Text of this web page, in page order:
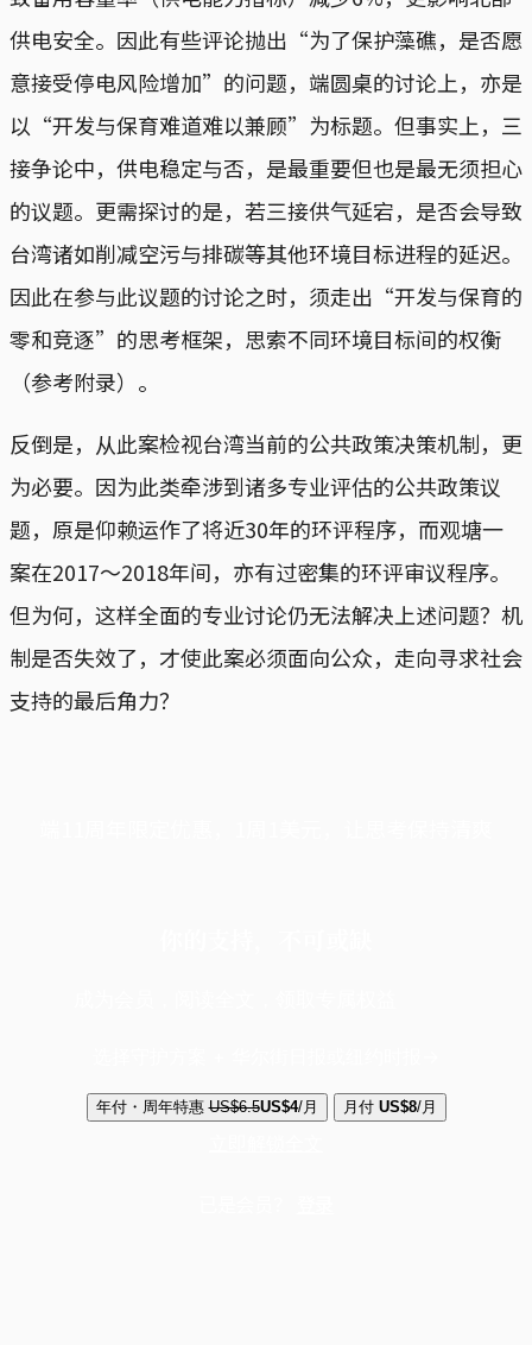
供电安全。因此有些评论抛出“为了保护藻礁，是否愿
意接受停电风险增加”的问题，端圆桌的讨论上，亦是
以“开发与保育难道难以兼顾”为标题。但事实上，三
接争论中，供电稳定与否，是最重要但也是最无须担心
的议题。更需探讨的是，若三接供气延宕，是否会导致
台湾诸如削减空污与排碳等其他环境目标进程的延迟。
因此在参与此议题的讨论之时，须走出“开发与保育的
零和竞逐”的思考框架，思索不同环境目标间的权衡
（参考附录）。
反倒是，从此案检视台湾当前的公共政策决策机制，更
为必要。因为此类牵涉到诸多专业评估的公共政策议
题，原是仰赖运作了将近30年的环评程序，而观塘一
案在2017～2018年间，亦有过密集的环评审议程序。
但为何，这样全面的专业讨论仍无法解决上述问题？机
制是否失效了，才使此案必须面向公众，走向寻求社会
支持的最后角力？
年付・周年特惠 US$6.5US$4/月 月付 US$8/月